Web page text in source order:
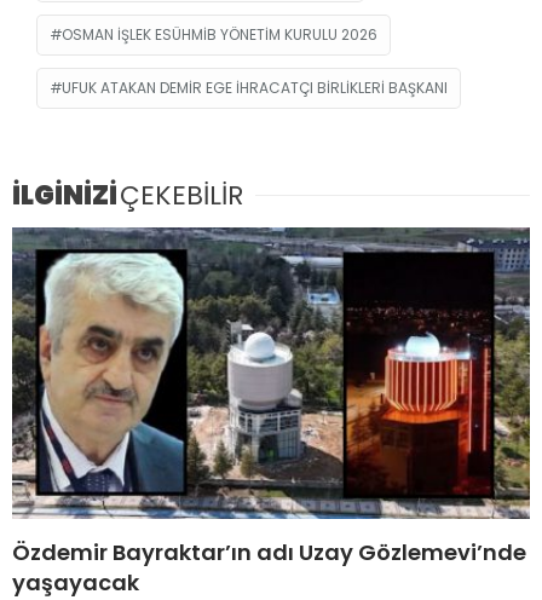
OSMAN IŞLEK ESÜHMIB YÖNETIM KURULU 2026
UFUK ATAKAN DEMIR EGE IHRACATÇI BIRLIKLERI BAŞKANI
İLGİNİZİÇEKEBİLİR
Özdemir Bayraktar’ın adı Uzay Gözlemevi’nde
yaşayacak